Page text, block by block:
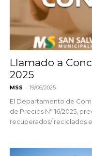
Llamado a
2025
MSS - 19/06/2025
El Departamento de
de Precios N° 16/2025,
recuperados/ reciclados